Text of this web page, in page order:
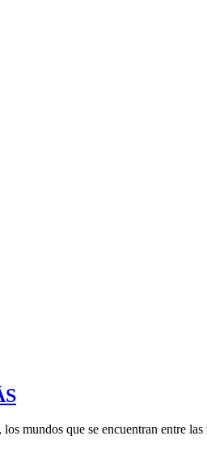
mundos que se encuentran entre